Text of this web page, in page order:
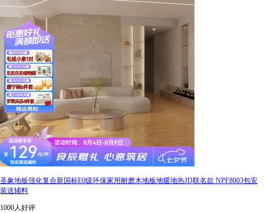
圣象地板强化复合新国标E0级环保家用耐磨木地板地暖地热JD联名款 NPF8003包安
装送辅料
1000人好评